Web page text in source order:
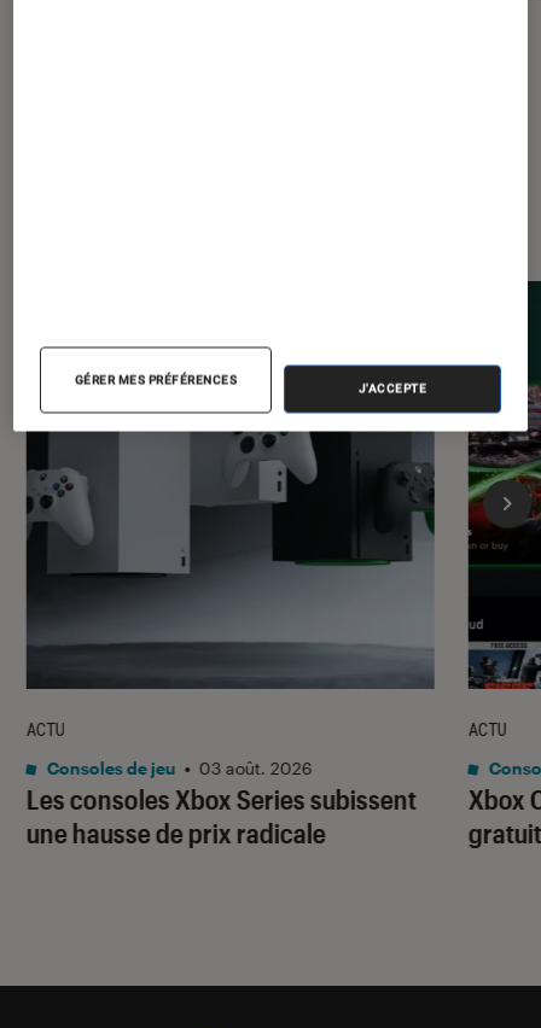
Les consoles Xbox Series subissent
une hausse de prix radicale
ACTU
Consoles de jeu • 03 août. 2026
Xbox
ACTU
GÉRER MES PRÉFÉRENCES
J'ACCEPTE